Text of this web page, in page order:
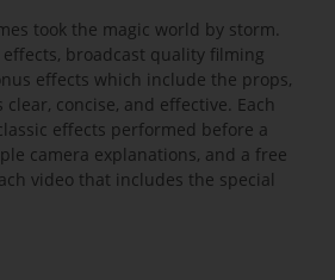
took the magic world by storm.
broadcast quality filming
effects which include the props,
concise, and effective. Each
effects performed before a
camera explanations, and a free
video that includes the special